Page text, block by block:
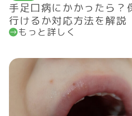
手足口病にかかったら？
行けるか対応方法を解説
もっと詳しく